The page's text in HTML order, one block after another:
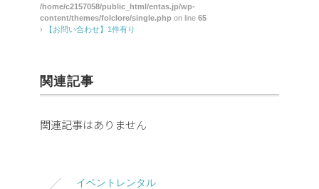
/home/c2157058/public_html/entas.jp/wp-
content/themes/folclore/single.php on line 65
›
【お問い合わせ】1件有り
関連記事
関連記事はありません
イベントレンタル